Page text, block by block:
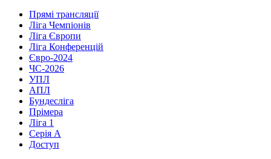
Прямі трансляції
Ліга Чемпіонів
Ліга Європи
Ліга Конференцій
Євро-2024
ЧС-2026
УПЛ
АПЛ
Бундесліга
Прімера
Ліга 1
Серія А
Доступ